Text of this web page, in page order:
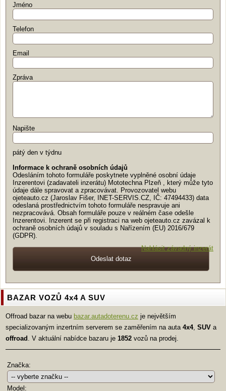
Jméno
Telefon
Email
Zpráva
Napište
pátý den v týdnu
Informace k ochraně osobních údajů
Odesláním tohoto formuláře poskytnete vyplněné osobní údaje
Inzerentovi (zadavateli inzerátu) Mototechna Plzeň , který může tyto
údaje dále spravovat a zpracovávat. Provozovatel webu
ojeteauto.cz (Jaroslav Fišer, INET-SERVIS.CZ, IČ: 47494433) data
odeslaná prostřednictvím tohoto formuláře nespravuje ani
nezpracovává. Obsah formuláře pouze v reálném čase odešle
Inzerentovi. Inzerent se při registraci na web ojeteauto.cz zavázal k
ochraně osobních údajů v souladu s Nařízením (EU) 2016/679
(GDPR).
Nahlásit závadný inzerát
BAZAR VOZŮ 4x4 A SUV
Offroad bazar na webu bazar.autadoterenu.cz je největším
specializovaným inzertním serverem se zaměřením na auta 4x4, SUV a
offroad
. V aktuální nabídce bazaru je 1852 vozů na prodej.
Značka:
Model: